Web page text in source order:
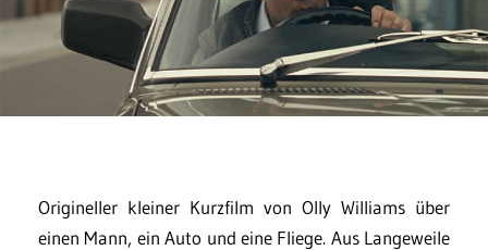
Origineller kleiner Kurzfilm von Olly Williams über
einen Mann, ein Auto und eine Fliege. Aus Langeweile